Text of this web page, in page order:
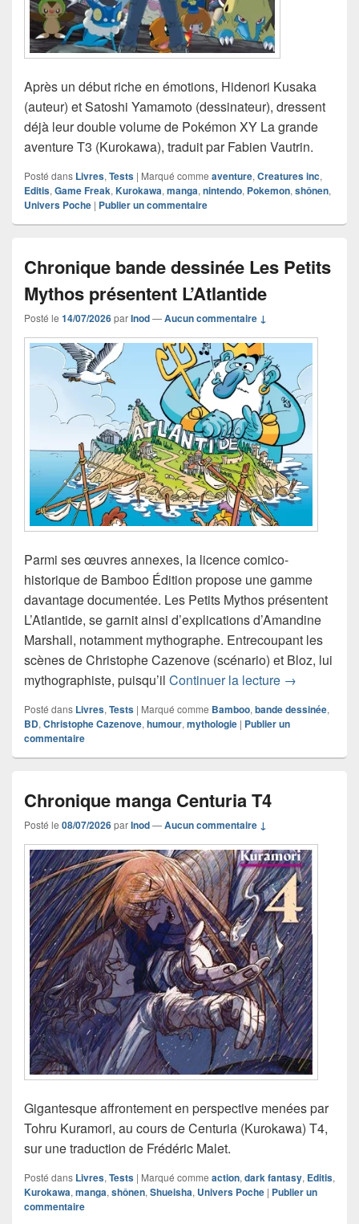
Après un début riche en émotions, Hidenori Kusaka
(auteur) et Satoshi Yamamoto (dessinateur), dressent
déjà leur double volume de Pokémon XY La grande
aventure T3 (Kurokawa), traduit par Fabien Vautrin.
Posté dans Livres, Tests | Marqué comme aventure, Creatures inc,
Editis, Game Freak, Kurokawa, manga, nintendo, Pokemon, shônen,
Univers Poche | Publier un commentaire
Chronique bande dessinée Les Petits
Mythos présentent L’Atlantide
Posté le 14/07/2026parInod—Aucun commentaire ↓
Parmi ses œuvres annexes, la licence comico-
historique de Bamboo Édition propose une gamme
davantage documentée. Les Petits Mythos présentent
L’Atlantide, se garnit ainsi d’explications d’Amandine
Marshall, notamment mythographe. Entrecoupant les
scènes de Christophe Cazenove (scénario) et Bloz, lui
mythographiste, puisqu’il Continuer la lecture Chronique
→
Posté dans Livres, Tests | Marqué comme Bamboo, bande dessinée,
BD, Christophe Cazenove, humour, mythologie | Publier un
commentaire
Chronique manga Centuria T4
Posté le 08/07/2026parInod—Aucun commentaire ↓
Gigantesque affrontement en perspective menées par
Tohru Kuramori, au cours de Centuria (Kurokawa) T4,
sur une traduction de Frédéric Malet.
Posté dans Livres, Tests | Marqué comme action, dark fantasy, Editis,
Kurokawa, manga, shônen, Shueisha, Univers Poche | Publier un
commentaire